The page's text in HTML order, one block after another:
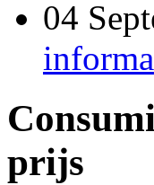
04
informa
prijs